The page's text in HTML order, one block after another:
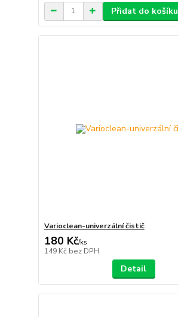
Přidat do košíku
Varioclean-univerzální čistič
180 Kč/ks
149 Kč bez DPH
Detail